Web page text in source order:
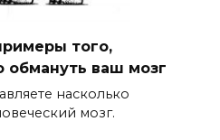
того,
обмануть ваш мозг
насколько
мозг.